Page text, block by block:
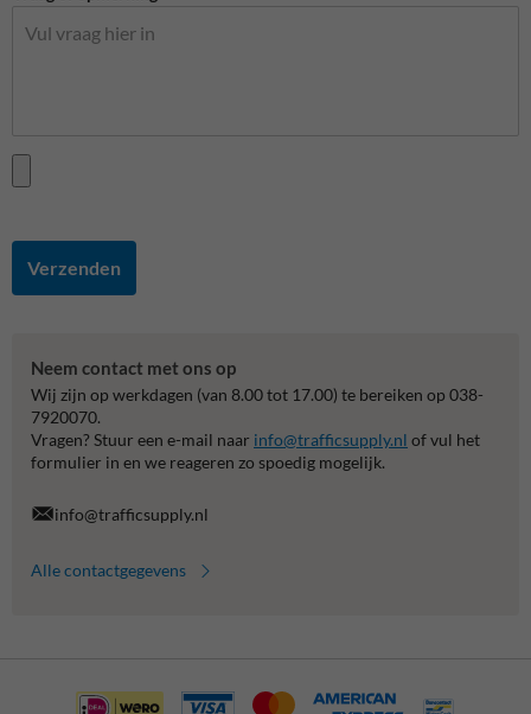
Verzenden
Neem contact met ons op
Wij zijn op werkdagen (van 8.00 tot 17.00) te bereiken op 038-
7920070.
Vragen? Stuur een e-mail naar info@trafficsupply.nl of vul het
formulier in en we reageren zo spoedig mogelijk.
info@trafficsupply.nl
Alle contactgegevens